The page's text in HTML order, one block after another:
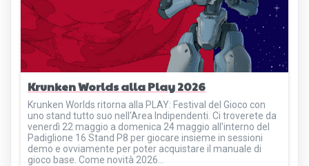
Krunken Worlds alla Play 2026
Krunken Worlds ritorna alla PLAY: Festival del Gioco con
uno stand tutto suo nell'Area Indipendenti. Ci troverete da
venerdì 22 maggio a domenica 24 maggio all'interno del
Padiglione 16 Stand P8 per giocare insieme in sessioni
demo e ovviamente per poter acquistare il manuale di
gioco base. Come novità 2026…